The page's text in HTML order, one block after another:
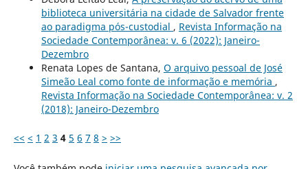
biblioteca universitária na cidade de Salvador frente
ao paradigma pós-custodial , Revista Informação na
Sociedade Contemporânea: v. 6 (2022): Janeiro-
Dezembro
Renata Lopes de Santana, O arquivo pessoal de José
Simeão Leal como fonte de informação e memória ,
Revista Informação na Sociedade Contemporânea: v. 2
(2018): Janeiro-Dezembro
<< < 1 2 3 4 5 6 7 8 > >>